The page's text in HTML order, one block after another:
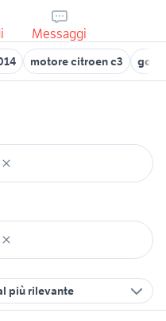
Messaggi
motore citroen c3 golf
più rilevante